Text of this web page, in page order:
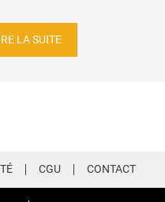
LA SUITE
CGU CONTACT